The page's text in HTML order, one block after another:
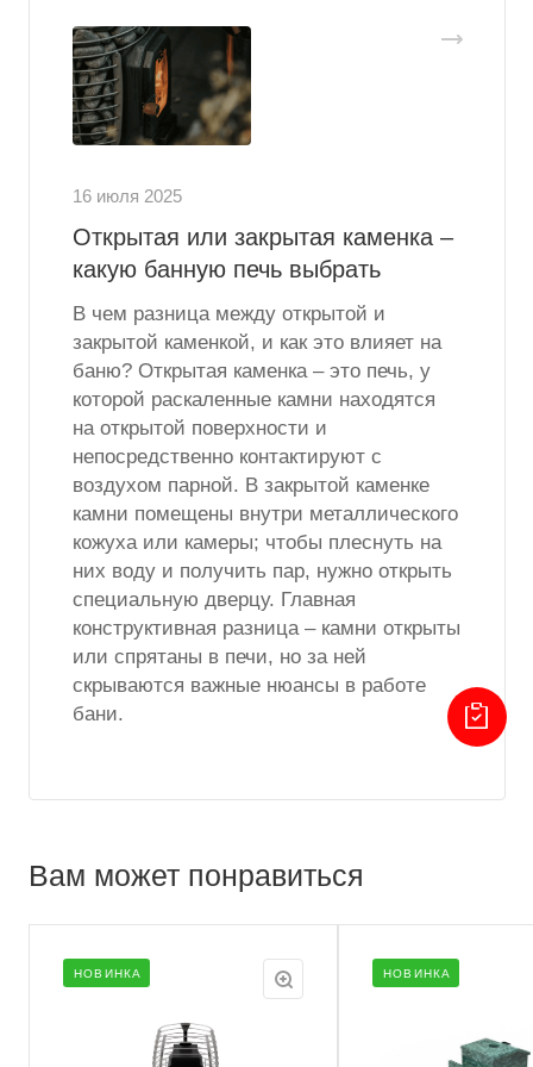
16 июля 2025
Открытая или закрытая каменка –
какую банную печь выбрать
В чем разница между открытой и
закрытой каменкой, и как это влияет на
баню? Открытая каменка – это печь, у
которой раскаленные камни находятся
на открытой поверхности и
непосредственно контактируют с
воздухом парной. В закрытой каменке
камни помещены внутри металлического
кожуха или камеры; чтобы плеснуть на
них воду и получить пар, нужно открыть
специальную дверцу. Главная
конструктивная разница – камни открыты
или спрятаны в печи, но за ней
скрываются важные нюансы в работе
бани.
Вам может понравиться
НОВИНКА НОВИНКА